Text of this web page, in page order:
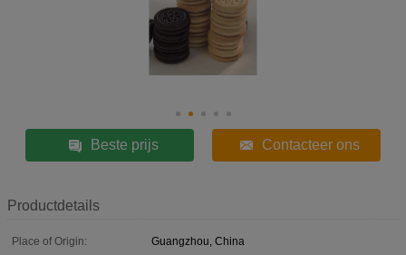
Beste prijs Contacteer ons
Productdetails
Place of Origin:
Guangzhou, China